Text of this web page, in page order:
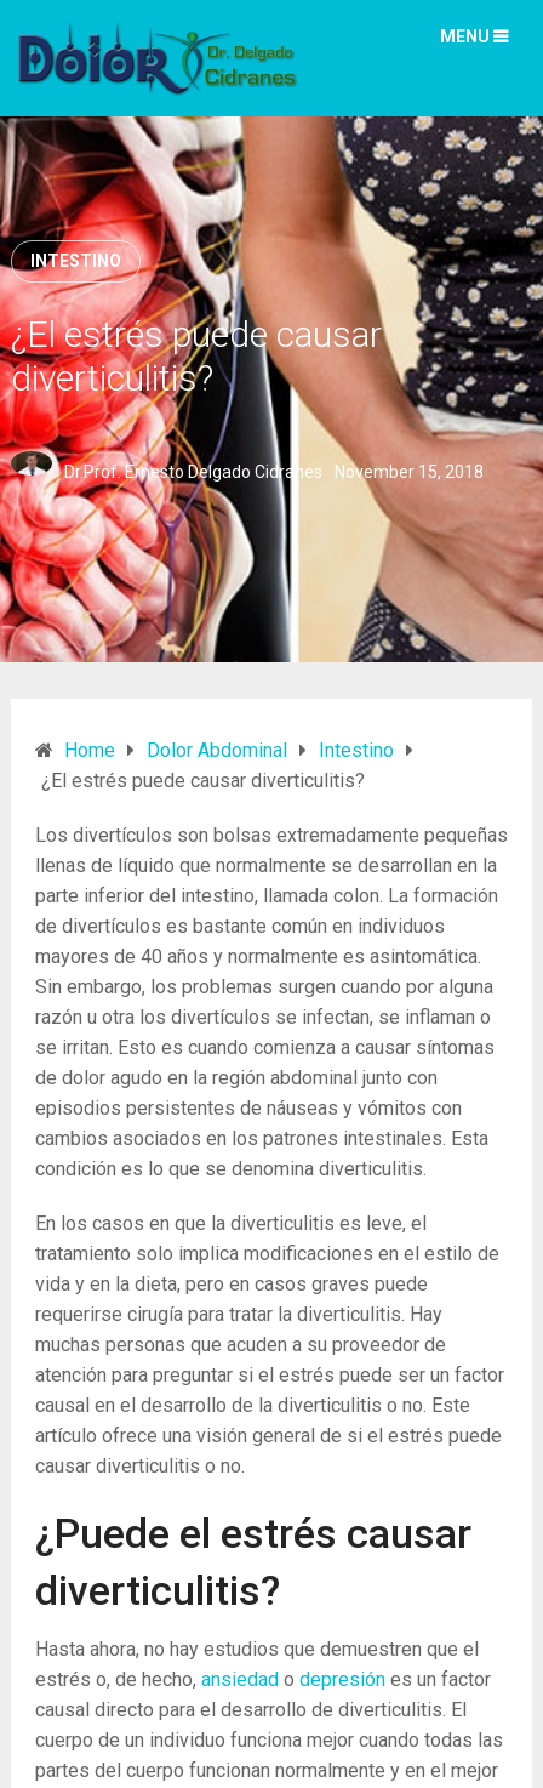
MENU
INTESTINO
¿El estrés puede causar
diverticulitis?
Dr.Prof. Ernesto Delgado Cidranes November 15, 2018
Home Dolor Abdominal
Intestino
¿El estrés puede causar diverticulitis?
Los divertículos son bolsas extremadamente pequeñas
llenas de líquido que normalmente se desarrollan en la
parte inferior del intestino, llamada colon. La formación
de divertículos es bastante común en individuos
mayores de 40 años y normalmente es asintomática.
Sin embargo, los problemas surgen cuando por alguna
razón u otra los divertículos se infectan, se inflaman o
se irritan. Esto es cuando comienza a causar síntomas
de dolor agudo en la región abdominal junto con
episodios persistentes de náuseas y vómitos con
cambios asociados en los patrones intestinales. Esta
condición es lo que se denomina diverticulitis.
En los casos en que la diverticulitis es leve, el
tratamiento solo implica modificaciones en el estilo de
vida y en la dieta, pero en casos graves puede
requerirse cirugía para tratar la diverticulitis. Hay
muchas personas que acuden a su proveedor de
atención para preguntar si el estrés puede ser un factor
causal en el desarrollo de la diverticulitis o no. Este
artículo ofrece una visión general de si el estrés puede
causar diverticulitis o no.
¿Puede el estrés causar
diverticulitis?
Hasta ahora, no hay estudios que demuestren que el
estrés o, de hecho, ansiedad o depresión es un factor
causal directo para el desarrollo de diverticulitis. El
cuerpo de un individuo funciona mejor cuando todas las
partes del cuerpo funcionan normalmente y en el mejor